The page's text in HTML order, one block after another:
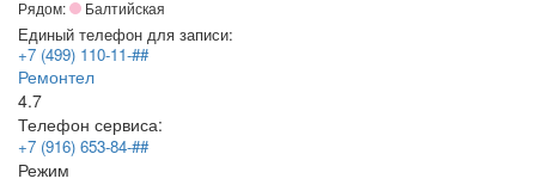
Рядом: Балтийская
Единый телефон для записи:
+7 (499) 110-11-##
Ремонтел
4.7
Телефон сервиса:
+7 (916) 653-84-##
Режим